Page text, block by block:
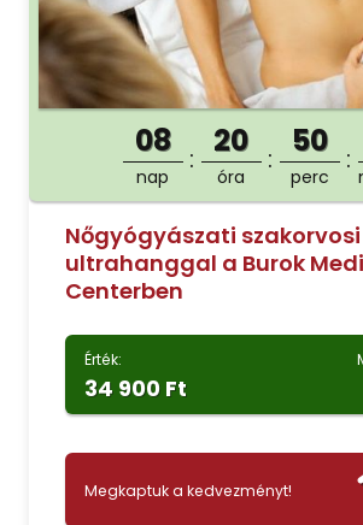
08
nap
20
óra
50
perc
Nőgyógyászati
ultrahanggal a Burok
Centerben
Érték:
34 900 Ft
Megkaptuk a kedvezményt!